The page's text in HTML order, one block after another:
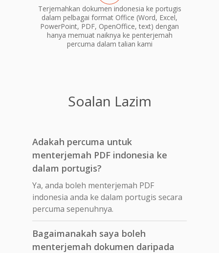
Terjemahkan dokumen indonesia ke portugis
dalam pelbagai format Office (Word, Excel,
PowerPoint, PDF, OpenOffice, text) dengan
hanya memuat naiknya ke penterjemah
percuma dalam talian kami
Soalan Lazim
Adakah percuma untuk
menterjemah PDF indonesia ke
dalam portugis?
Ya, anda boleh menterjemah PDF
indonesia anda ke dalam portugis secara
percuma sepenuhnya.
Bagaimanakah saya boleh
menterjemah dokumen daripada